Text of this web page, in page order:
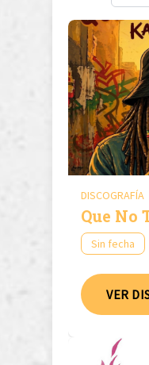
DISCOGRAFÍA
Que No
Sin fecha
VER